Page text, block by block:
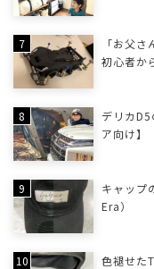
「お父
初心者か
デリカ
ア向け】
キャップ
Era）
色褪せた